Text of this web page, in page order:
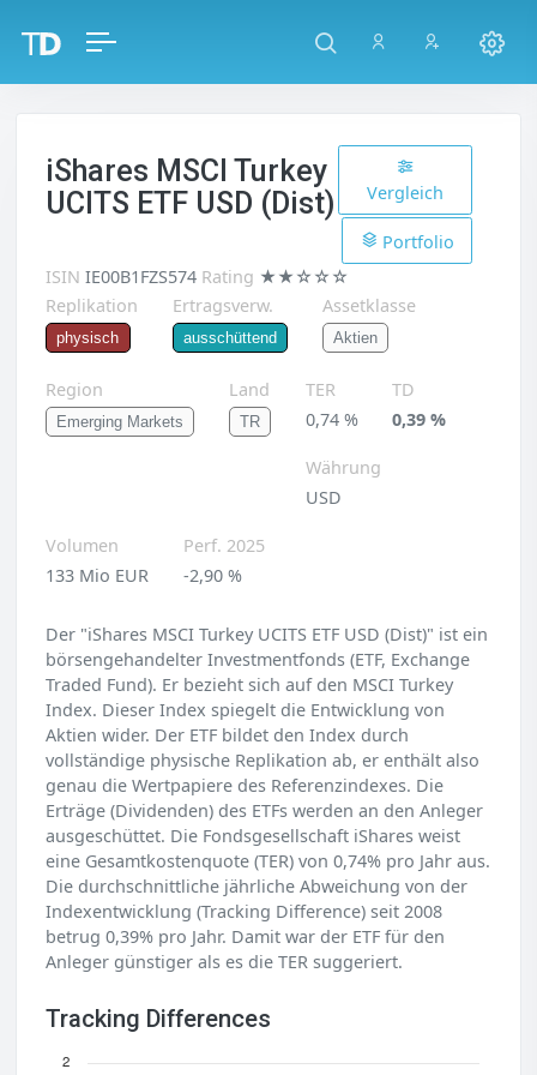
iShares MSCI Turkey
UCITS ETF USD (Dist)
Vergleich
Portfolio
ISIN IE00B1FZS574 Rating ★★☆☆☆
Replikation
physisch
Ertragsverw.
ausschüttend
Assetklasse
Aktien
Region
Emerging Markets
Land
TR
TER
0,74 %
TD
0,39 %
Währung
USD
Volumen
133 Mio EUR
Perf. 2025
-2,90 %
Der "iShares MSCI Turkey UCITS ETF USD (Dist)" ist ein
börsengehandelter Investmentfonds (ETF, Exchange
Traded Fund). Er bezieht sich auf den MSCI Turkey
Index. Dieser Index spiegelt die Entwicklung von
Aktien wider. Der ETF bildet den Index durch
vollständige physische Replikation ab, er enthält also
genau die Wertpapiere des Referenzindexes. Die
Erträge (Dividenden) des ETFs werden an den Anleger
ausgeschüttet. Die Fondsgesellschaft iShares weist
eine Gesamtkostenquote (TER) von 0,74% pro Jahr aus.
Die durchschnittliche jährliche Abweichung von der
Indexentwicklung (Tracking Difference) seit 2008
betrug 0,39% pro Jahr. Damit war der ETF für den
Anleger günstiger als es die TER suggeriert.
Tracking Differences
2